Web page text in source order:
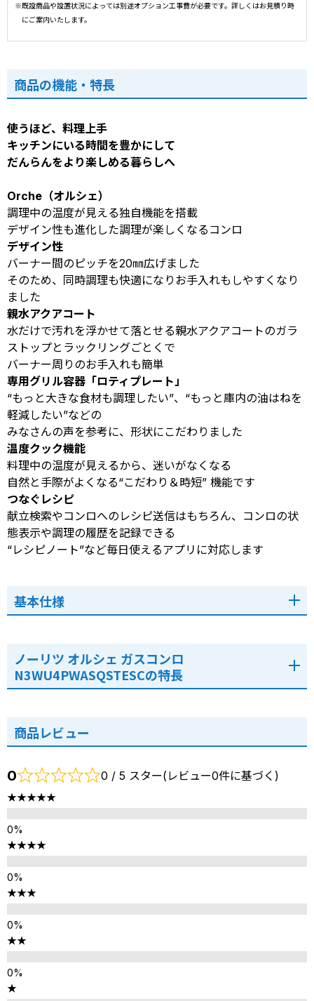
※既設商品や設置状況によっては別途オプション工事費が必要です。詳しくはお見積り時
にご案内いたします。
商品の機能・特長
使うほど、料理上手
キッチンにいる時間を豊かにして
だんらんをより楽しめる暮らしへ
Orche（オルシェ）
調理中の温度が見える独自機能を搭載
デザイン性も進化した調理が楽しくなるコンロ
デザイン性
バーナー間のピッチを20㎜広げました
そのため、同時調理も快適になりお手入れもしやすくなり
ました
親水アクアコート
水だけで汚れを浮かせて落とせる親水アクアコートのガラ
ストップとラックリングごとくで
バーナー周りのお手入れも簡単
専用グリル容器「ロティプレート」
“もっと大きな食材も調理したい”、“もっと庫内の油はねを
軽減したい”などの
みなさんの声を参考に、形状にこだわりました
温度クック機能
料理中の温度が見えるから、迷いがなくなる
自然と手際がよくなる“こだわり＆時短” 機能です
つなぐレシピ
献立検索やコンロへのレシピ送信はもちろん、コンロの状
態表示や調理の履歴を記録できる
“レシピノート”など毎日使えるアプリに対応します
基本仕様
ノーリツ オルシェ ガスコンロ
N3WU4PWASQSTESCの特長
商品レビュー
0 0 / 5 スター(レビュー0件に基づく)
★★★★★
★★★★
★★★
★★
★